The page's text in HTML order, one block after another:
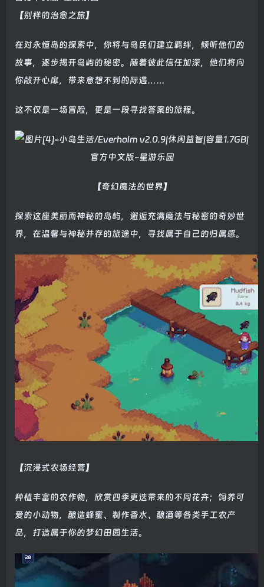
【别样的治愈之旅】
在对永恒岛的探索中，你将与岛民们建立羁绊，倾听他们的
故事，逐步揭开岛屿的秘密。随着彼此信任加深，他们将向
你敞开心扉，带来意想不到的际遇……
这不仅是一场冒险，更是一段寻找答案的旅程。
【奇幻魔法的世界】
探索这座美丽而神秘的岛屿，邂逅充满魔法与秘密的奇妙世
界，在温馨与神秘并存的旅途中，寻找属于自己的归属感。
【沉浸式农场经营】
种植丰富的农作物，欣赏四季更迭带来的不同花卉；饲养可
爱的小动物，酿造蜂蜜、制作香水、酿酒等各类手工农产
品，打造属于你的梦幻田园生活。